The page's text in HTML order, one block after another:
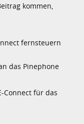
kommen,
fernsteuern
das Pinephone
Connect für das